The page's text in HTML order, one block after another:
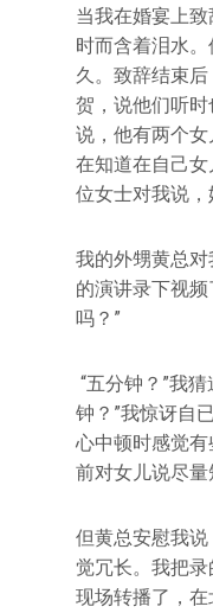
当我在婚宴上致
时而含着泪水
久。致辞结束
贺，说他们听
说，他有两个
在知道在自己
位女士对我说
我的外甥黄总
的演讲录下视
吗？”
“五分钟？”我
钟？”我惊讶自
心中顿时感觉
前对女儿说尽量
但黄总安慰我
觉冗长。我把
现场转播了，